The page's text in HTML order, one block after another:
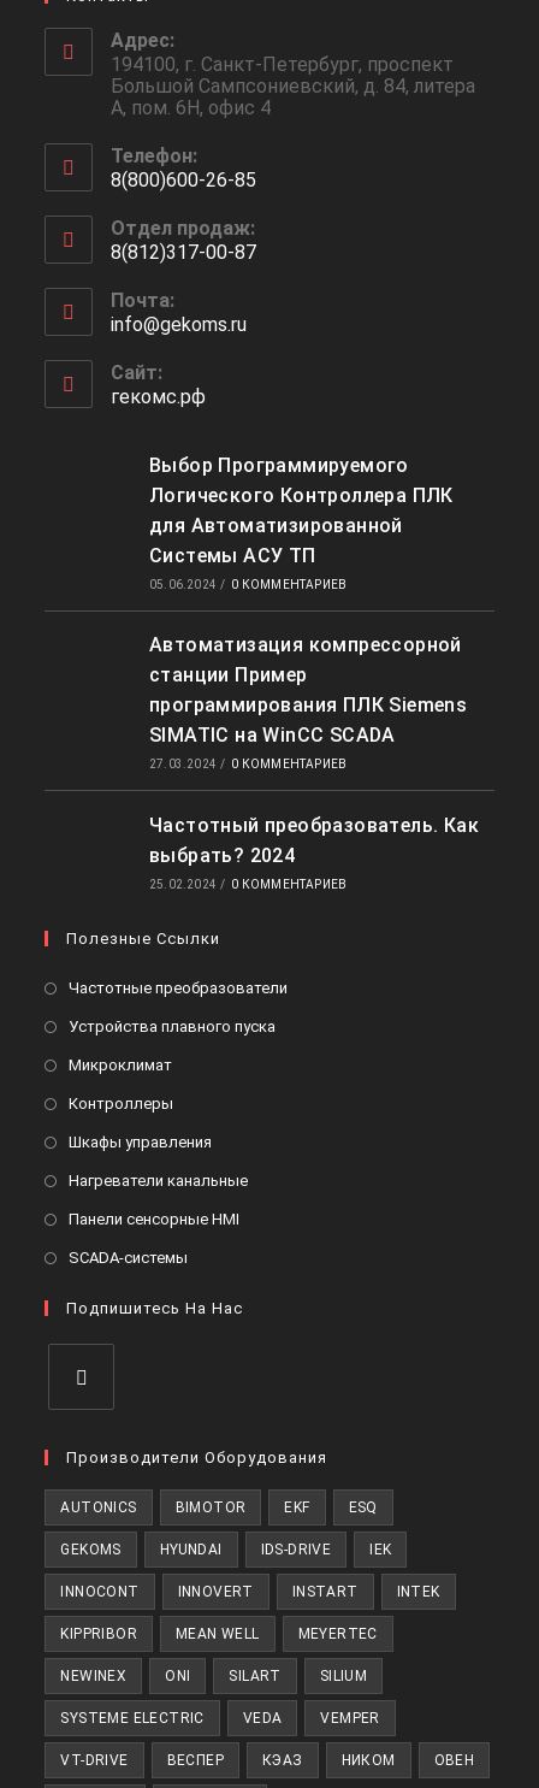
Адрес:
194100, г. Санкт-Петербург, проспект
Большой Сампсониевский, д. 84, литера
А, пом. 6Н, офис 4
Телефон:
8(800)600-26-85
в
вашем
приложении
Отдел продаж:
8(812)317-00-87
в
вашем
приложении
Почта:
info@gekoms.ruОткроется
Сайт:
гекомс.рф
Выбор Программируемого
Логического Контроллера ПЛК
для Автоматизированной
Системы АСУ ТП
05.06.2024 / 0 КОММЕНТАРИЕВ
Автоматизация компрессорной
станции Пример
программирования ПЛК Siemens
SIMATIC на WinCC SCADA
27.03.2024 / 0 КОММЕНТАРИЕВ
Частотный преобразователь. Как
выбрать? 2024
25.02.2024 / 0 КОММЕНТАРИЕВ
Полезные Ссылки
Частотные преобразователи
Устройства плавного пуска
МикроклиматОткроется
вкладке
Контроллеры
вкладке
Шкафы управления
вкладке
Нагреватели канальныеОткроется
Панели сенсорные HMI
вкладке
SCADA-системы
новой
Подпишитесь На Нас
в
вкладке
Производители Оборудования
AUTONICS BIMOTOR EKF ESQ
GEKOMS HYUNDAI IDS-DRIVE IEK
INNOCONT INNOVERT INSTART INTEK
KIPPRIBOR MEAN WELL MEYERTEC
NEWINEX ONI SILART SILIUM
SYSTEME ELECTRIC VEDA VEMPER
VT-DRIVE ВЕСПЕР КЭАЗ НИКОМ ОВЕН